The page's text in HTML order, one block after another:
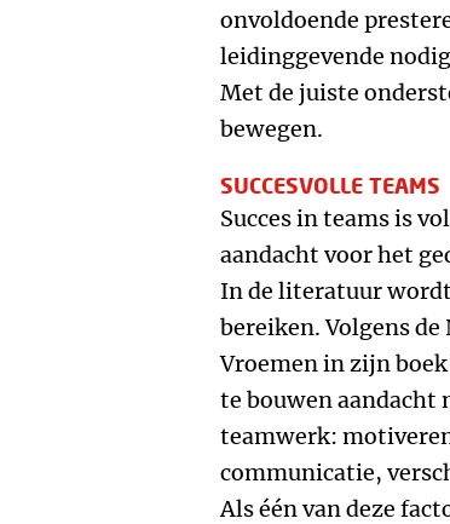
onvoldoende
leidinggevende nodig
Met de juiste
bewegen.
SUCCESVOLLE TEAMS
Succes in teams is
aandacht voor het
In de literatuur
bereiken. Volgens
Vroemen in zijn boek
te bouwen aandacht
teamwerk:
communicatie,
Als één van deze